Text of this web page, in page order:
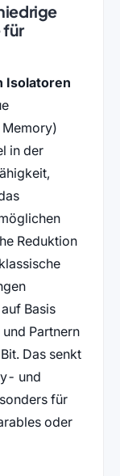
für
Isolatoren
in der
Reduktion
Basis
Partnern
Das senkt
und
für
oder